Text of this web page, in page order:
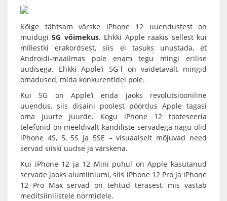
Kõige tähtsam värske iPhone 12 uuendustest on
muidugi5G võimekus. Ehkki Apple rääkis sellest kui
millestki erakordsest, siis ei tasuks unustada, et
Androidi-maailmas pole enam tegu mingi erilise
uudisega. Ehkki Apple’i 5G-l on väidetavalt mingid
omadused, mida konkurentidel pole.
Kui 5G on Apple’i enda jaoks revolutsiooniline
uuendus, siis disaini poolest pöördus Apple tagasi
oma juurte juurde. Kogu iPhone 12 tooteseeria
telefonid on meeldivalt kandiliste servadega nagu olid
iPhone 4S, 5, 5S ja 5SE – visuaalselt mõjuvad need
servad siiski uudse ja värskena.
Kui iPhone 12 ja 12 Mini puhul on Apple kasutanud
servade jaoks alumiiniumi, siis iPhone 12 Pro ja iPhone
12 Pro Max servad on tehtud terasest, mis vastab
meditsiinilistele normidele.